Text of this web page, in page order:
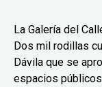
La Galería del
Dos mil rodillas
Dávila que se
espacios